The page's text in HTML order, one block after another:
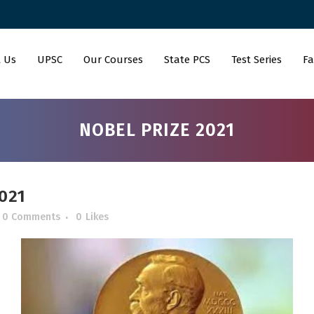
UPSC Our Courses State PCS Test Series
NOBEL PRIZE 2021
0 Comments 0 Likes